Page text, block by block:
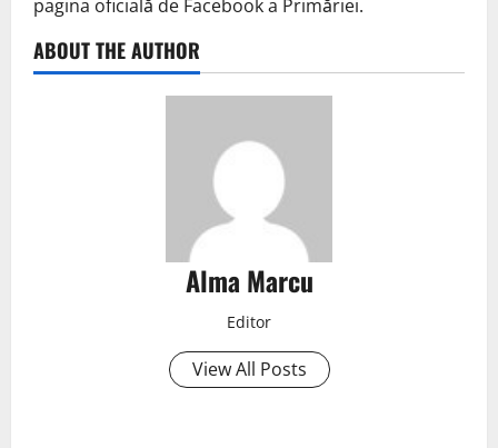
pagina oficială de Facebook a Primăriei.
ABOUT THE AUTHOR
Alma Marcu
Editor
View All Posts